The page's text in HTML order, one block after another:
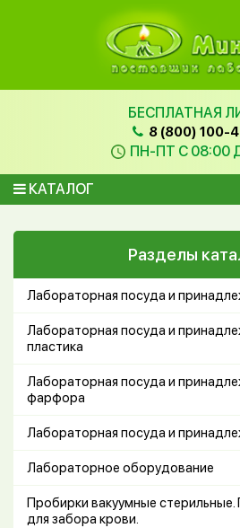
БЕСПЛАТНАЯ
8 (800) 100-
ПН-ПТ С 08:00
КАТАЛОГ
Разделы
Лабораторная посуда и
Лабораторная посуда и
пластика
Лабораторная посуда и
фарфора
Лабораторная посуда и
Лабораторное оборудование
Пробирки вакуумные
для забора крови.